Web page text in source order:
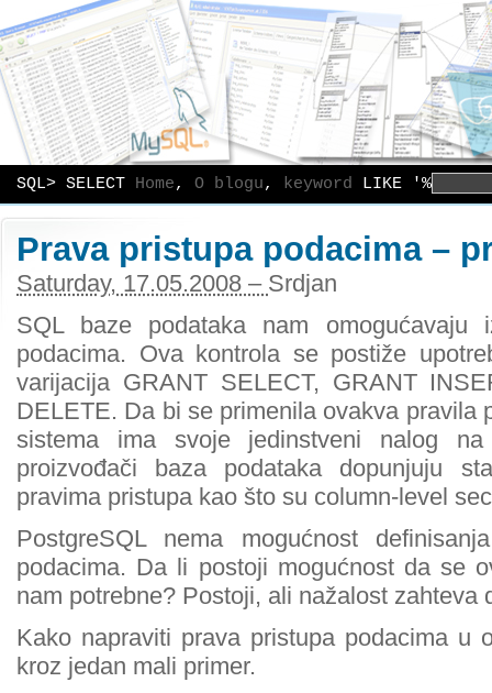
SQL> SELECT Home, O blogu, keyword LIKE '%
Prava pristupa podacima –
Saturday, 17.05.2008 – Srdjan
SQL baze podataka nam omogućavaju
podacima. Ova kontrola se postiže
varijacija GRANT SELECT, GRANT
DELETE. Da bi se primenila ovakva pravila
sistema ima svoje jedinstveni nalog
proizvođači baza podataka dopunjuju
pravima pristupa kao što su column-level
PostgreSQL nema mogućnost
podacima. Da li postoji mogućnost da se
nam potrebne? Postoji, ali nažalost zahteva
Kako napraviti prava pristupa podacima u
kroz jedan mali primer.